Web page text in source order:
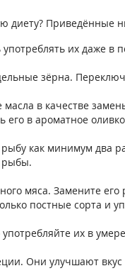
диету? Приведённые
их даже
зёрна.
в качестве
его в ароматное
как минимум два
рыбы.
мяса. Замените
постные сорта и
их в
Они улучшают